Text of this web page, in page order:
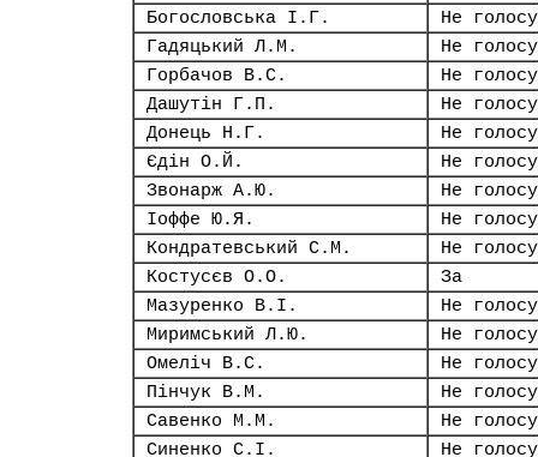
Богословська І.Г.
Не
Гадяцький Л.М.
Не
Горбачов В.С.
Не
Дашутін Г.П.
Не
Донець Н.Г.
Не
Єдін О.Й.
Не
Звонарж А.Ю.
Не
Іоффе Ю.Я.
Не
Кондратевський С.М.
Не
Костусєв О.О.
За
Мазуренко В.І.
Не
Миримський Л.Ю.
Не
Омеліч В.С.
Не
Пінчук В.М.
Не
Савенко М.М.
Не
Синенко С.І.
Не